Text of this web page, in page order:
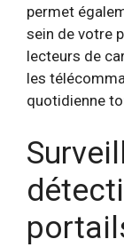
permet
sein de votre
lecteurs de
les
quotidienne